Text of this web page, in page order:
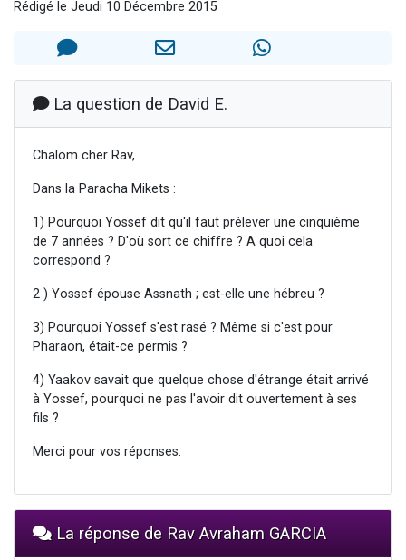
Eva vient de donner son Maasser
Eli vient de donner son Maasser
Rédigé le Jeudi 10 Décembre 2015
La question de David E.
Chalom cher Rav,
Dans la Paracha Mikets :
1) Pourquoi Yossef dit qu'il faut prélever une cinquième
de 7 années ? D'où sort ce chiffre ? A quoi cela
correspond ?
2 ) Yossef épouse Assnath ; est-elle une hébreu ?
3) Pourquoi Yossef s'est rasé ? Même si c'est pour
Pharaon, était-ce permis ?
4) Yaakov savait que quelque chose d'étrange était arrivé
à Yossef, pourquoi ne pas l'avoir dit ouvertement à ses
fils ?
Merci pour vos réponses.
La réponse de Rav Avraham GARCIA